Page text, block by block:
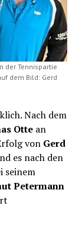
der Tennispartie
dem Bild: Gerd
Nach dem
Otte an
vonGerd
es nach den
seinem
Petermann